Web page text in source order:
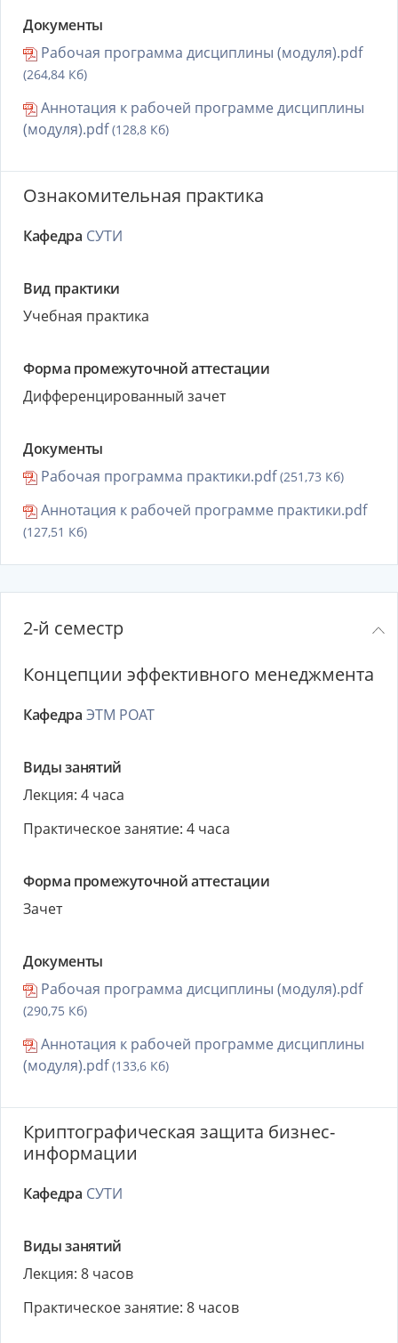
Документы
Рабочая программа дисциплины (модуля).pdf
(264,84 Кб)
Аннотация к рабочей программе дисциплины
(модуля).pdf(128,8 Кб)
Ознакомительная практика
Кафедра СУТИ
Вид практики
Учебная практика
Форма промежуточной аттестации
Дифференцированный зачет
Документы
Рабочая программа практики.pdf(251,73 Кб)
Аннотация к рабочей программе практики.pdf
(127,51 Кб)
2-й семестр
Концепции эффективного менеджмента
Кафедра ЭТМ РОАТ
Виды занятий
Лекция: 4 часа
Практическое занятие: 4 часа
Форма промежуточной аттестации
Зачет
Документы
Рабочая программа дисциплины (модуля).pdf
(290,75 Кб)
Аннотация к рабочей программе дисциплины
(модуля).pdf(133,6 Кб)
Криптографическая защита бизнес-
информации
Кафедра СУТИ
Виды занятий
Лекция: 8 часов
Практическое занятие: 8 часов